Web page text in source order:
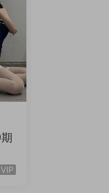
VIP